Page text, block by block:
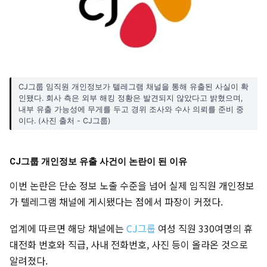
CJ그룹 임직원 개인정보가 텔레그램 채널을 통해 유출된 사실이 확
인됐다. 회사 측은 외부 해킹 정황은 발견되지 않았다고 밝혔으며,
내부 유출 가능성에 무게를 두고 경위 조사와 수사 의뢰를 준비 중
이다. (사진 출처 - CJ그룹)
CJ그룹 개인정보 유출 사건이 논란이 된 이유
이번 논란은 단순 정보 노출 수준을 넘어 실제 임직원 개인정보
가 텔레그램 채널에 게시됐다는 점에서 파장이 커졌다.
업계에 따르면 해당 채널에는 CJ그룹 여성 직원 330여명의 휴
대전화 번호와 직급, 사내 전화번호, 사진 등이 올라온 것으로
알려졌다.